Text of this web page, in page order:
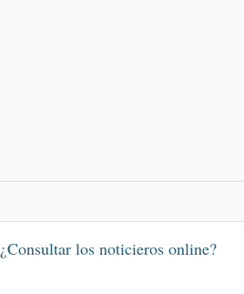
¿Consultar los noticieros online?